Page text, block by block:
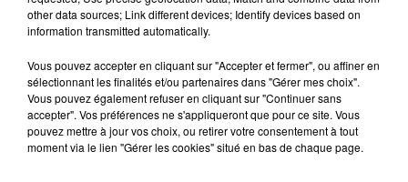
Mulhouse. Mais d'aller sur des niveaux d'éclairement
différents entre le fait que l'on se situe sur des voies
principales ou sur des quartiers résidentiels où
l'intensité lumineuse n'est pas forcément la même, et
toutes les études d'éclairement lors du changement des
lampadaires ont été faites dans ce sens là pour apporter
le maximum de confort à l'usager."
other data sources; Link different devices; Identify devices based on
information transmitted automatically.
Vous pouvez accepter en cliquant sur "Accepter et fermer", ou affiner en
sélectionnant les finalités et/ou partenaires dans "Gérer mes choix".
Vous pouvez également refuser en cliquant sur "Continuer sans
accepter". Vos préférences ne s'appliqueront que pour ce site. Vous
pouvez mettre à jour vos choix, ou retirer votre consentement à tout
moment via le lien "Gérer les cookies" situé en bas de chaque page.